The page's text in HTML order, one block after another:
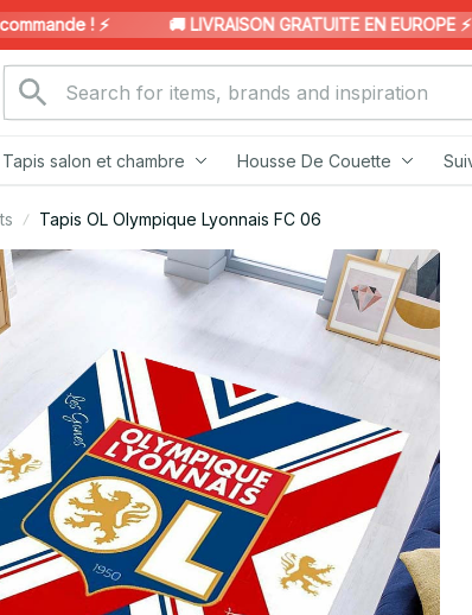
! ⚡️ 🚚 LIVRAISON GRATUITE EN EUROPE ⚡️
Tapis salon et chambre Housse De Couette
Tapis OL Olympique Lyonnais FC 06